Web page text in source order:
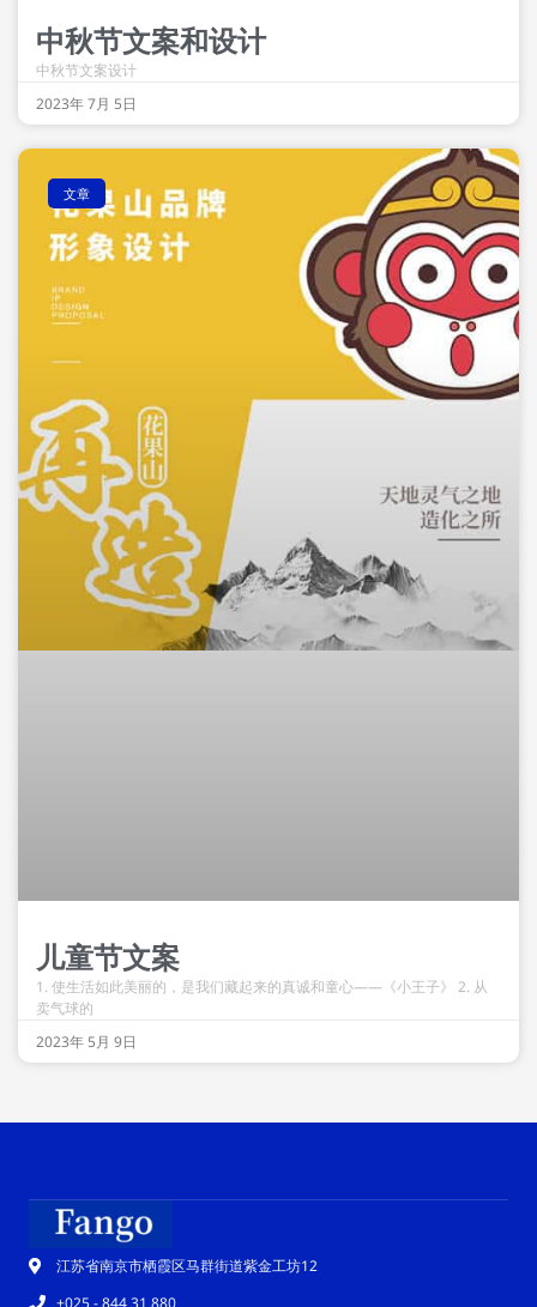
中秋节文案和设计
中秋节文案设计
2023年 7月 5日
文章
儿童节文案
1. 使生活如此美丽的，是我们藏起来的真诚和童心——《小王子》 2. 从
卖气球的
2023年 5月 9日
江苏省南京市栖霞区马群街道紫金工坊12